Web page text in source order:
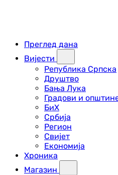
Преглед дана
Вијести
Република Српска
Друштво
Бања Лука
Градови и
БиХ
Србија
Регион
Свијет
Економија
Хроника
Магазин